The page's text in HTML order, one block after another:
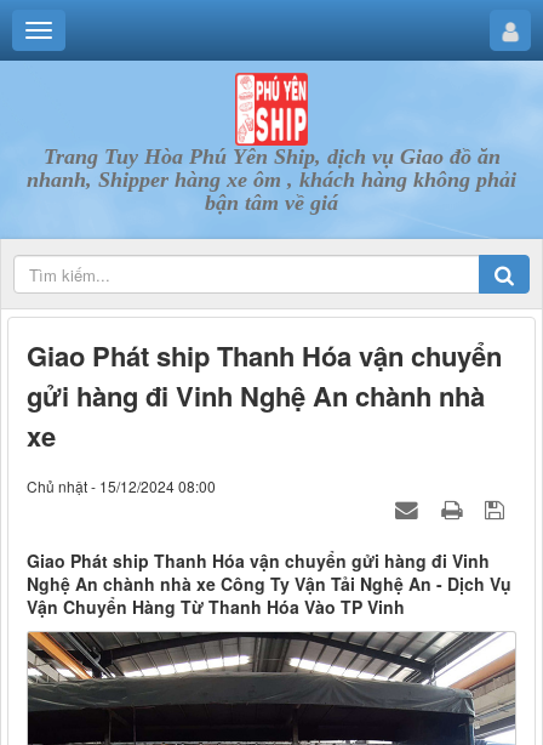
Trang Tuy Hòa Phú Yên Ship, dịch vụ Giao đồ ăn
nhanh, Shipper hàng xe ôm , khách hàng không phải
bận tâm về giá
Giao Phát ship Thanh Hóa vận chuyển
gửi hàng đi Vinh Nghệ An chành nhà
xe
Chủ nhật - 15/12/2024 08:00
Giao Phát ship Thanh Hóa vận chuyển gửi hàng đi Vinh
Nghệ An chành nhà xe Công Ty Vận Tải Nghệ An - Dịch Vụ
Vận Chuyển Hàng Từ Thanh Hóa Vào TP Vinh